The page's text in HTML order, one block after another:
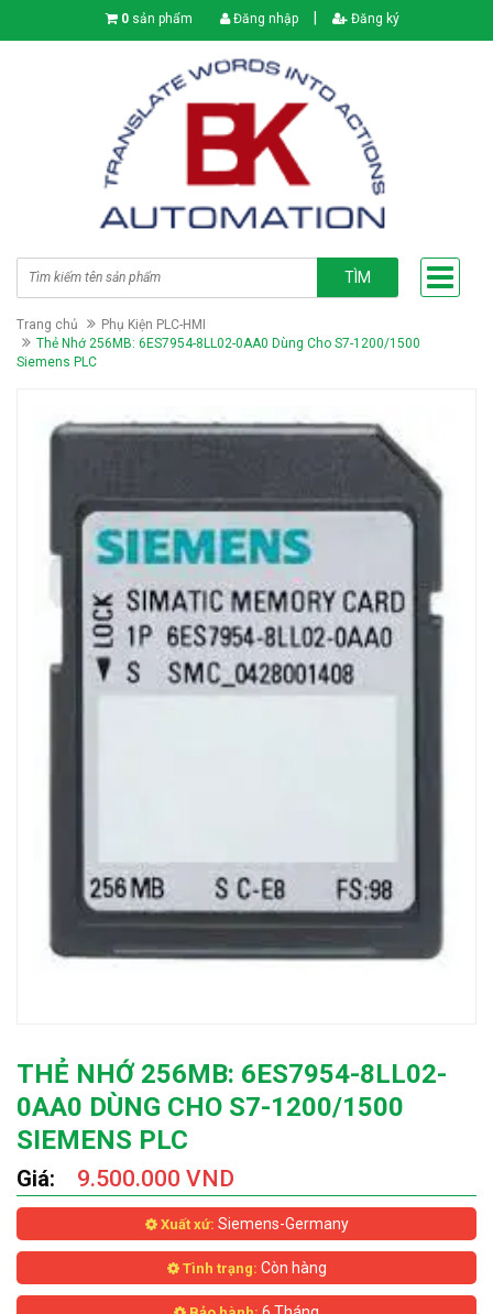
0 sản phẩm Đăng nhập Đăng ký
TÌM
Trang chủ
Phụ Kiện PLC-HMI
Thẻ Nhớ 256MB: 6ES7954-8LL02-0AA0 Dùng Cho S7-1200/1500
Siemens PLC
THẺ NHỚ 256MB: 6ES7954-8LL02-
0AA0 DÙNG CHO S7-1200/1500
SIEMENS PLC
Giá: 9.500.000 VND
Xuất xứ: Siemens-Germany
Tình trạng: Còn hàng